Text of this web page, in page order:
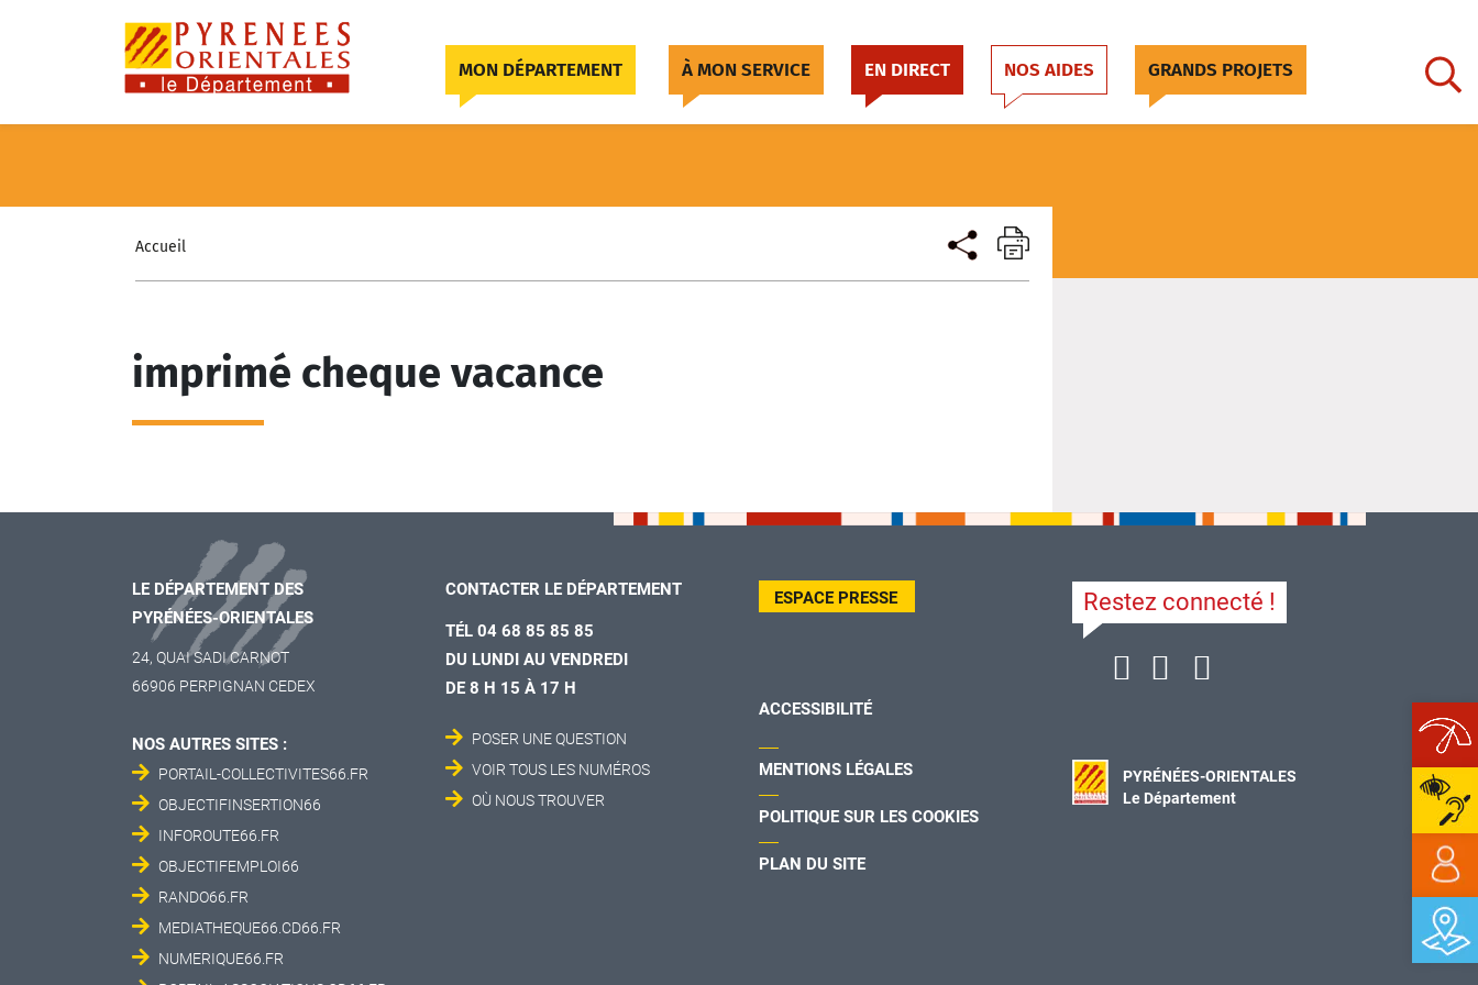
MON DÉPARTEMENT À MON SERVICE EN DIRECT NOS AIDES GRANDS PROJETS
Accueil
imprimé cheque vacance
LE DÉPARTEMENT DES
PYRÉNÉES-ORIENTALES
24, QUAI SADI CARNOT
66906 PERPIGNAN CEDEX
NOS AUTRES SITES :
PORTAIL-COLLECTIVITES66.FR
OBJECTIFINSERTION66
INFOROUTE66.FR
OBJECTIFEMPLOI66
RANDO66.FR
MEDIATHEQUE66.CD66.FR
NUMERIQUE66.FR
CONTACTER LE DÉPARTEMENT
TÉL 04 68 85 85 85
DU LUNDI AU VENDREDI
DE 8 H 15 À 17 H
POSER UNE QUESTION
VOIR TOUS LES NUMÉROS
OÙ NOUS TROUVER
ESPACE PRESSE
ACCESSIBILITÉ
MENTIONS LÉGALES
POLITIQUE SUR LES COOKIES
PLAN DU SITE
Restez connecté !
PYRÉNÉES-ORIENTALES
Le Département